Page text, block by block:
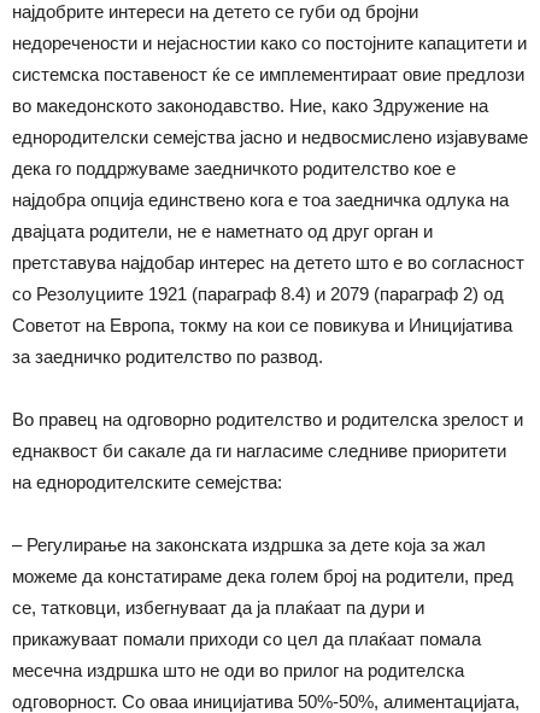
најдобрите интереси на детето се губи од бројни
недоречености и нејасностии како со постојните капацитети и
системска поставеност ќе се имплементираат овие предлози
во македонското законодавство. Ние, како Здружение на
еднородителски семејства јасно и недвосмислено изјавуваме
дека го поддржуваме заедничкото родителство кое е
најдобра опција единствено кога е тоа заедничка одлука на
двајцата родители, не е наметнато од друг орган и
претставува најдобар интерес на детето што е во согласност
со Резолуциите 1921 (параграф 8.4) и 2079 (параграф 2) од
Советот на Европа, токму на кои се повикува и Иницијатива
за заедничко родителство по развод.
Во правец на одговорно родителство и родителска зрелост и
еднаквост би сакале да ги нагласиме следниве приоритети
на еднородителските семејства:
– Регулирање на законската издршка за дете која за жал
можеме да констатираме дека голем број на родители, пред
сe, татковци, избегнуваат да ја плаќаат па дури и
прикажуваат помали приходи со цел да плаќаат помала
месечна издршка што не оди во прилог на родителска
одговорност. Со оваа иницијатива 50%-50%, алиментацијата,